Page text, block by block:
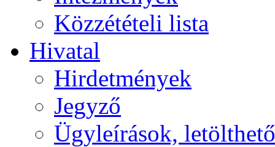
Közzétételi lista
Hivatal
Hirdetmények
Jegyző
Ügyleírások,